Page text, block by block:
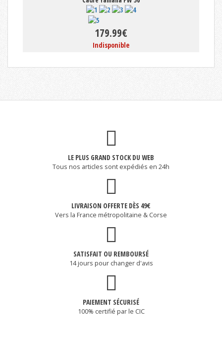
179.99€
Indisponible
LE PLUS GRAND STOCK DU WEB
Tous nos articles sont expédiés en 24h
LIVRAISON OFFERTE DÈS 49€
Vers la France métropolitaine & Corse
SATISFAIT OU REMBOURSÉ
14 jours pour changer d'avis
PAIEMENT SÉCURISÉ
100% certifié par le CIC